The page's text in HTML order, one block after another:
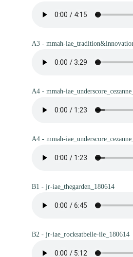
A3 - mmah-
A4 - mmah-
A4 - mmah-
B1 - jr-iae_thegarden_180614
B2 - jr-iae_rocksatbelle-ile_180614